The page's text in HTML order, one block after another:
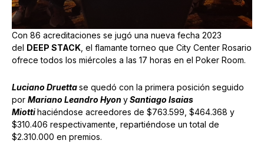
Con 86 acreditaciones se jugó una nueva fecha 2023
del DEEP STACK , el flamante torneo que City Center Rosario
ofrece todos los miércoles a las 17 horas en el Poker Room.
Luciano Druettase quedó con la primera posición seguido
por Mariano Leandro Hyon ySantiago Isaias
Miottihaciéndose acreedores de $763.599, $464.368 y
$310.406 respectivamente, repartiéndose un total de
$2.310.000 en premios.